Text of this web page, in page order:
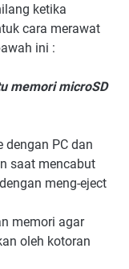
ketika
cara merawat
ini :
memori microSD
PC dan
saat mencabut
meng-eject
memori agar
oleh kotoran